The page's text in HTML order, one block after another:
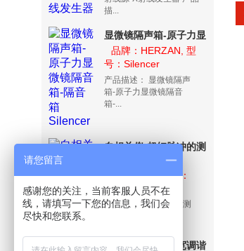
描...
显微镜隔声箱-原子力显
微镜隔音箱-隔音箱
Silencer
品牌：HERZAN, 型
号：Silencer
产品描述： 显微镜隔声
箱-原子力显微镜隔音
箱-...
自相关仪-超短脉冲的测
量工具-超短脉宽测量系
统
Photonics ，型号：
Autocorrelator
自相关仪-超短脉冲的测
可调谐太赫兹源-宽调谐
请您留言
感谢您的关注，当前客服人员不在
线，请填写一下您的信息，我们会
尽快和您联系。